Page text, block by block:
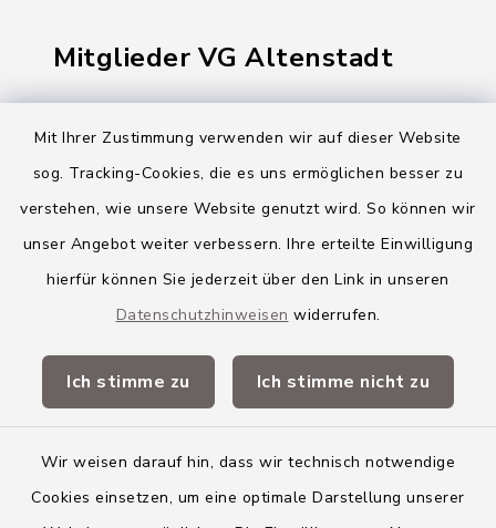
Mit Ihrer Zustimmung verwenden wir auf dieser Website
sog. Tracking-Cookies, die es uns ermöglichen besser zu
verstehen, wie unsere Website genutzt wird. So können wir
unser Angebot weiter verbessern. Ihre erteilte Einwilligung
hierfür können Sie jederzeit über den Link in unseren
Datenschutzhinweisen widerrufen.
Ich stimme zu Ich stimme nicht zu
Wir weisen darauf hin, dass wir technisch notwendige
Cookies einsetzen, um eine optimale Darstellung unserer
Mitglieder VG Altenstadt
Markt Altenstadt
Gemeinde Osterberg
VG Altenstadt
Landkreis Neu-Ulm